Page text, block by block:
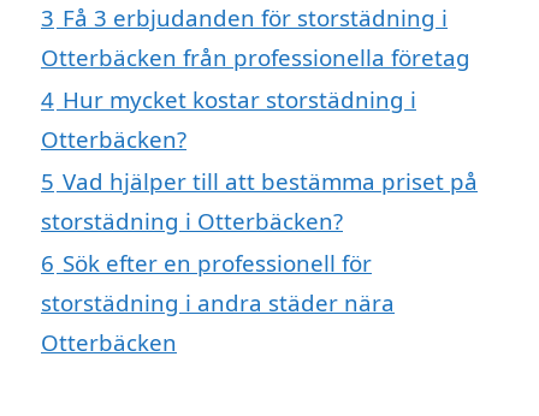
3 Få 3 erbjudanden för storstädning i
Otterbäcken från professionella företag
4 Hur mycket kostar storstädning i
Otterbäcken?
5 Vad hjälper till att bestämma priset på
storstädning i Otterbäcken?
6 Sök efter en professionell för
storstädning i andra städer nära
Otterbäcken